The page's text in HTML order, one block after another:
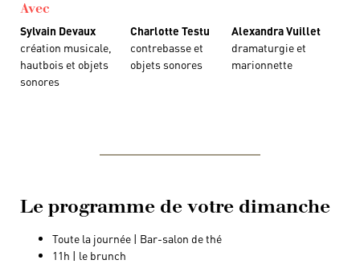
Avec
Sylvain Devaux
création musicale,
hautbois et objets
sonores
Charlotte Testu
contrebasse et
objets sonores
Alexandra Vuillet
dramaturgie et
marionnette
Le programme de votre dimanche
Toute la journée | Bar-salon de thé
11h | le brunch